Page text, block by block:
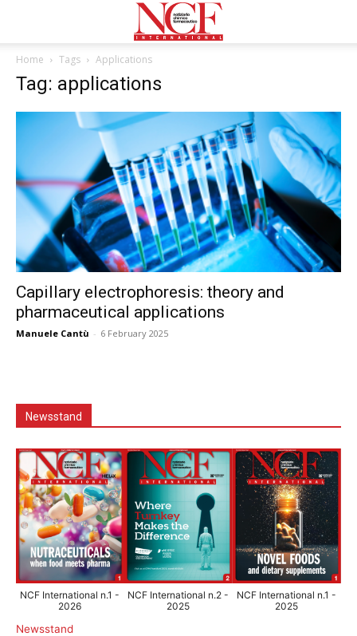
Home Tags Applications
Tag: applications
Capillary electrophoresis: theory and
pharmaceutical applications
Manuele Cantù - 6 February 2025
Newsstand
NCF International n.1 -
2026
NCF International n.2 -
2025
NCF International n.1 -
2025
Newsstand